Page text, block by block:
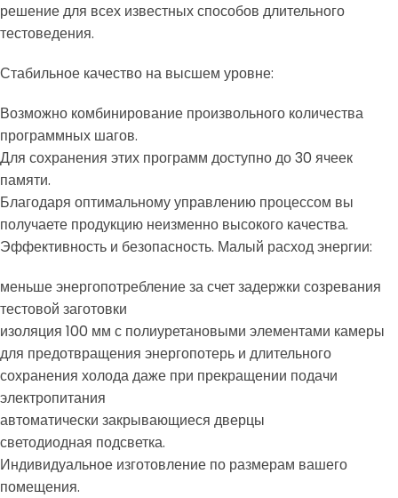
решение для всех известных способов длительного
тестоведения.
Стабильное качество на высшем уровне:
Возможно комбинирование произвольного количества
программных шагов.
Для сохранения этих программ доступно до 30 ячеек
памяти.
Благодаря оптимальному управлению процессом вы
получаете продукцию неизменно высокого качества.
Эффективность и безопасность. Малый расход энергии:
меньше энергопотребление за счет задержки созревания
тестовой заготовки
изоляция 100 мм с полиуретановыми элементами камеры
для предотвращения энергопотерь и длительного
сохранения холода даже при прекращении подачи
электропитания
автоматически закрывающиеся дверцы
светодиодная подсветка.
Индивидуальное изготовление по размерам вашего
помещения.